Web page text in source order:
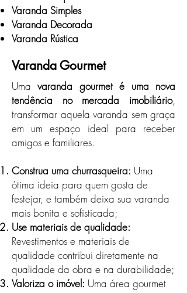
Varanda Simples
Varanda Decorada
Varanda Rústica
Varanda Gourmet
Umavaranda gourmet é uma nova
tendência no mercada imobiliário,
transformar aquela varanda sem graça
em um espaço ideal para receber
amigos e familiares.
Construa uma churrasqueira: Uma
ótima ideia para quem gosta de
festejar, e também deixa sua varanda
mais bonita e sofisticada;
Use materiais de qualidade:
Revestimentos e materiais de
qualidade contribui diretamente na
qualidade da obra e na durabilidade;
Valoriza o imóvel: Uma área gourmet